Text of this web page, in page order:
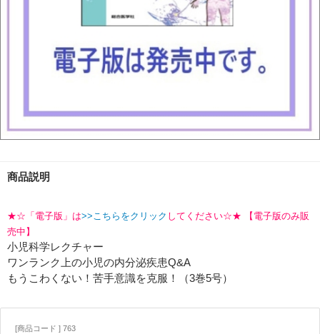
商品説明
★☆「電子版」は>>こちらをクリック してください☆★ 【電子版のみ販
売中】
小児科学レクチャー
ワンランク上の小児の内分泌疾患Q&A
もうこわくない！苦手意識を克服！（3巻5号）
[商品コード ] 763